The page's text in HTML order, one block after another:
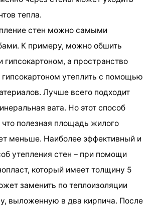
тепла.
стен можно самыми
К примеру, можно обшить
гипсокартоном, а пространство
утеплить с помощью
Лучше всего подходит
вата. Но этот способ
полезная площадь жилого
меньше. Наиболее эффективный и
утепления стен – при помощи
который имеет толщину 5
заменить по теплоизоляции
выложенную в два кирпича. После